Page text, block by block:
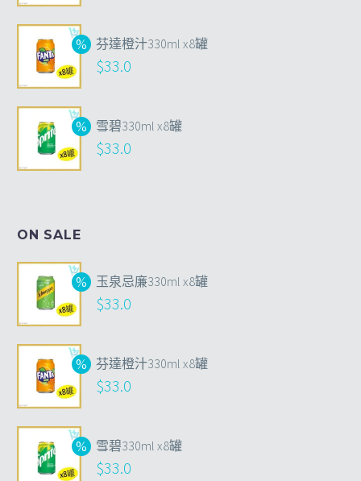
芬達橙汁330ml x8罐
$33.0
雪碧330ml x8罐
$33.0
ON SALE
玉泉忌廉330ml x8罐
$33.0
芬達橙汁330ml x8罐
$33.0
雪碧330ml x8罐
$33.0